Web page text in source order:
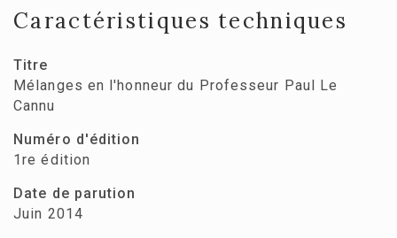
Caractéristiques techniques
Titre
Mélanges en l'honneur du Professeur Paul Le
Cannu
Numéro d'édition
1re édition
Date de parution
Juin 2014